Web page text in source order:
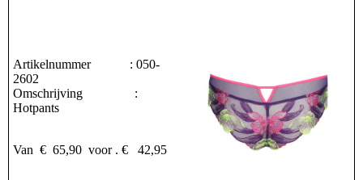
Artikelnummer : 050-
2602
Omschrijving :
Hotpants
Van € 65,90 voor . € 42,95